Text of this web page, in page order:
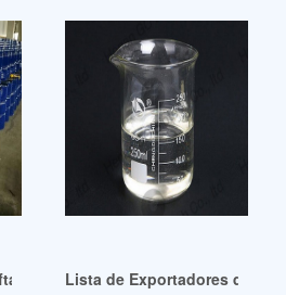
(dotp) Vietnam República
Lista de Exportadores de